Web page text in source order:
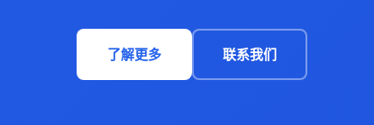
了解更多 联系我们